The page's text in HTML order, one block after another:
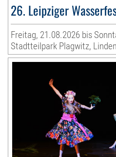
26. Leipziger
Freitag, 21.08.2026 bis
Stadtteilpark Plagwitz,